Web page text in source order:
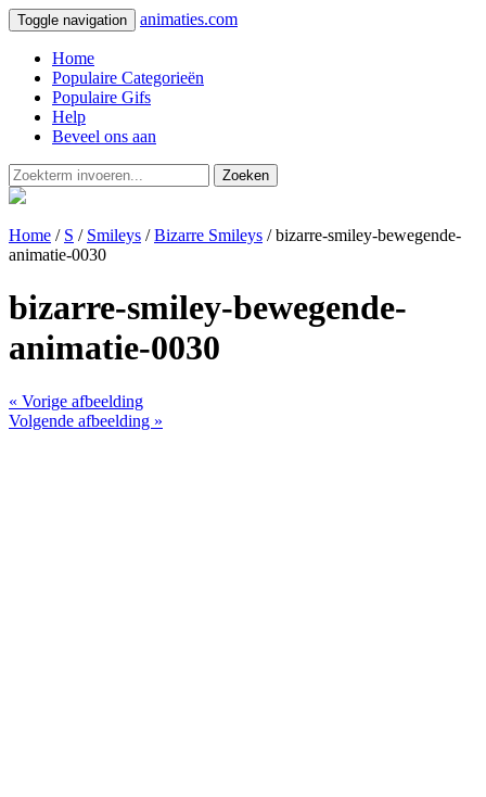
Toggle navigation animaties.com
Home
Populaire Categorieën
Populaire Gifs
Help
Beveel ons aan
Zoeken
Home / S / Smileys /Bizarre Smileys / bizarre-smiley-bewegende-
animatie-0030
bizarre-smiley-bewegende-
animatie-0030
« Vorige afbeelding
Volgende afbeelding »